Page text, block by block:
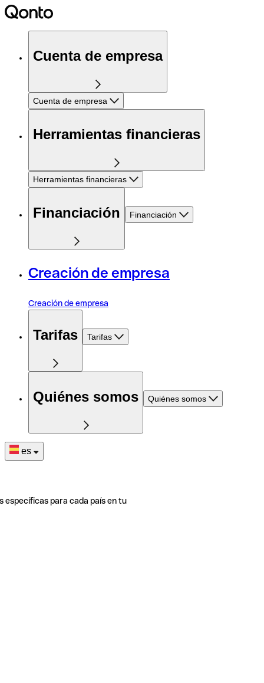
Cuenta de empresa
Cuenta de empresa
Herramientas financieras
Herramientas financieras
Financiación Financiación
Creación de empresa
Creación de empresa
Tarifas Tarifas
Quiénes somos Quiénes somos
es
específicas para cada país en tu